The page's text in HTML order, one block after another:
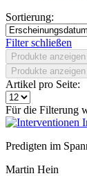
Sortierung:
Filter schließen
Produkte anzeigen
Produkte anzeigen
Artikel pro Seite:
Für die Filterung
Predigten im
Martin Hein